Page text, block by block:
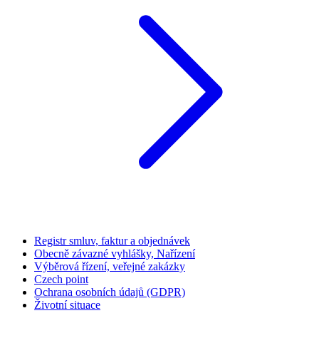
Registr smluv, faktur a objednávek
Obecně závazné vyhlášky, Nařízení
Výběrová řízení, veřejné zakázky
Czech point
Ochrana osobních údajů (GDPR)
Životní situace